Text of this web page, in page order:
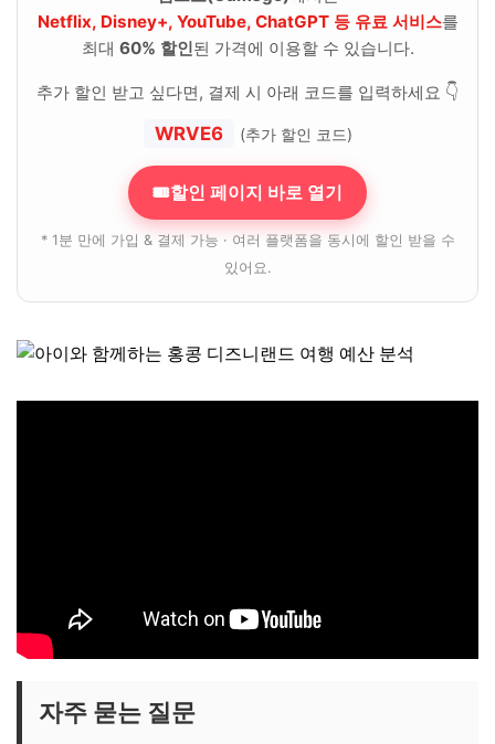
Netflix, Disney+, YouTube, ChatGPT 등 유료 서비스를
최대 60% 할인된 가격에 이용할 수 있습니다.
추가 할인 받고 싶다면, 결제 시 아래 코드를 입력하세요 👇
WRVE6 (추가 할인 코드)
🎟할인 페이지 바로 열기
* 1분 만에 가입 & 결제 가능 · 여러 플랫폼을 동시에 할인 받을 수
있어요.
자주 묻는 질문